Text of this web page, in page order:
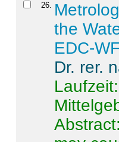
26.
the
EDC-
Dr. rer.
Abstract: